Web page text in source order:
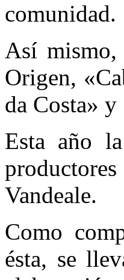
comunidad.
Así mismo,
Origen,
da Costa»
Esta año
Vandeale.
Como
ésta, se